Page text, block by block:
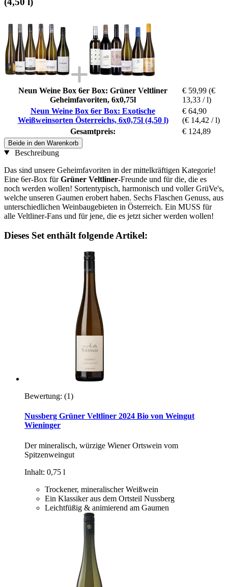
Neun Weine Box 6er Box: Grüner Veltliner
Geheimfavoriten, 6x0,75l
€ 59,99 (€
13,33 / l)
Neun Weine Box 6er Box: Exotische
Weißweinsorten Österreichs, 6x0,75l (4,50 l)
€ 64,90
(€ 14,42 / l)
Gesamtpreis:
€ 124,89
Beide in den Warenkorb
Beschreibung
Das sind unsere Geheimfavoriten in der mittelkräftigen Kategorie!
Eine 6er-Box fürGrüner Veltliner-Freunde und für die, die es
noch werden wollen! Sortentypisch, harmonisch und voller GrüVe's,
welche unseren Gaumen erobert haben. Sechs Flaschen Genuss, aus
unterschiedlichen Weinbaugebieten in Österreich. Ein MUSS für
alle Veltliner-Fans und für jene, die es jetzt sicher werden wollen!
Dieses Set enthält folgende Artikel:
Bewertung: (1)
Nussberg Grüner Veltliner 2024 Bio von Weingut
Wieninger
Der mineralisch, würzige Wiener Ortswein vom
Spitzenweingut
Inhalt: 0,75 l
Trockener, mineralischer Weißwein
Ein Klassiker aus dem Ortsteil Nussberg
Leichtfüßig & animierend am Gaumen